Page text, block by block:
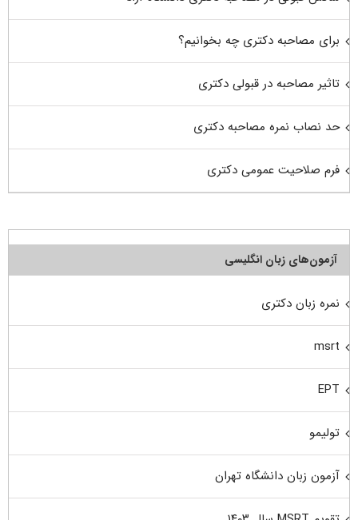
برای مصاحبه دکتری چه بخوانیم؟
تاثیر مصاحبه در قبولی دکتری
حد نصاب نمره مصاحبه دکتری
فرم صلاحیت عمومی دکتری
آزمون‌های زبان انگلیسی
نمره زبان دکتری
msrt
EPT
تولیمو
آزمون زبان دانشگاه تهران